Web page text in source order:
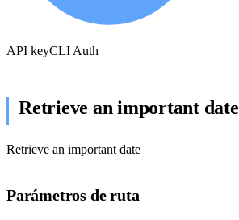
API keyCLI Auth
Retrieve an important date
Retrieve an important date
Parámetros de ruta